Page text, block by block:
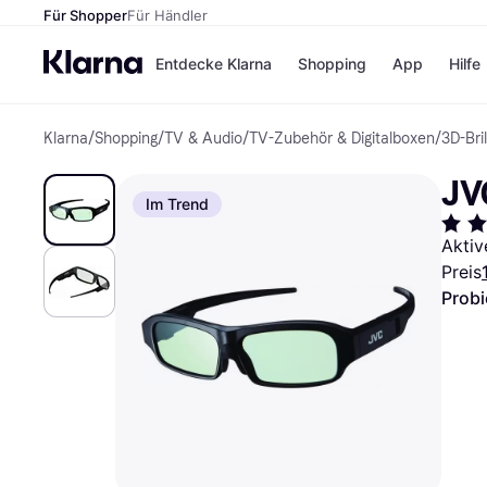
Für ShopperFür Händler
Entdecke Klarna
Zahlungsmethoden
Bezahle in bis zu 30
Ratenzahlung
Shopping
Shops
eBay
Temu
SHEIN
App Hilfe
Klarna/Shopping/TV & Audio/TV-Zubehör & Digitalboxen/3D-
Im Trend
Preis